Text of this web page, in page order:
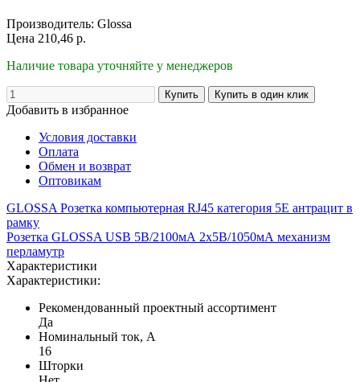
Производитель: Glossa
Цена 210,46 р.
Наличие товара уточняйте у менеджеров
Добавить в избранное
Условия доставки
Оплата
Обмен и возврат
Оптовикам
GLOSSA Розетка компьютерная RJ45 категория 5E антрацит в
рамку
Розетка GLOSSA USB 5В/2100мА 2х5В/1050мА механизм
перламутр
Характеристики
Характеристики:
Рекомендованный проектный ассортимент
Да
Номинальный ток, А
16
Шторки